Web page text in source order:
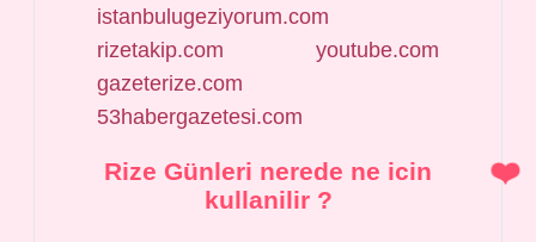
istanbulugeziyorum.com
rizetakip.com youtube.com
gazeterize.com
53habergazetesi.com
Rize Günleri nerede ne icin
kullanilir ?